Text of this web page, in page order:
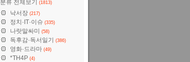
분류 전체보기
(1813)
낙서장 (217)
정치·IT·이슈 (335)
나랏말싸미 (58)
독후감·독서일기 (386)
영화·드라마 (49)
*TH4P (4)